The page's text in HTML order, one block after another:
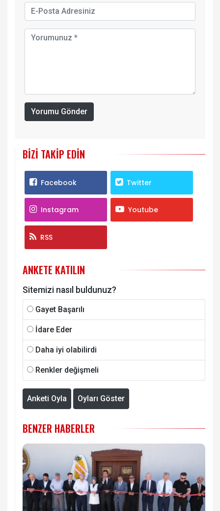
Yorumu Gönder
BIZI TAKIP EDIN
Facebook Twitter
Instagram Youtube
RSS
ANKETE KATILIN
Sitemizi nasıl buldunuz?
Gayet Başarılı
İdare Eder
Daha iyi olabilirdi
Renkler değişmeli
Anketi Oyla Oyları Göster
BENZER HABERLER